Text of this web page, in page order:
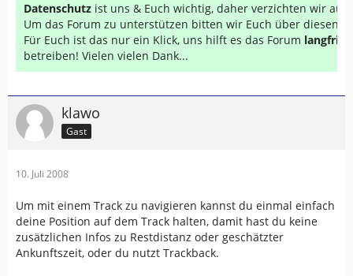
Datenschutz ist uns & Euch wichtig, daher verzichten wir auf
Um das Forum zu unterstützen bitten wir Euch über diesen
Für Euch ist das nur ein Klick, uns hilft es das Forum
betreiben! Vielen vielen Dank...
klawo
Gast
10. Juli 2008
Um mit einem Track zu navigieren kannst du einmal einfach
deine Position auf dem Track halten, damit hast du keine
zusätzlichen Infos zu Restdistanz oder geschätzter
Ankunftszeit, oder du nutzt Trackback.